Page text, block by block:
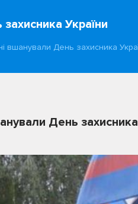
України
вшанували День захисника
День